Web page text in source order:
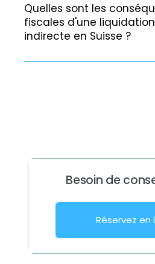
Quelles sont les
fiscales d'une
indirecte en Suisse ?
Besoin de
Réservez en